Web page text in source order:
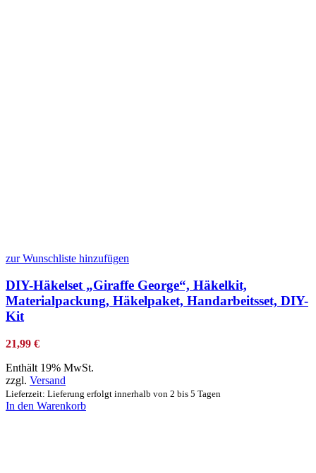
zur Wunschliste hinzufügen
DIY-Häkelset „Giraffe George“, Häkelkit,
Materialpackung, Häkelpaket, Handarbeitsset, DIY-
Kit
21,99 €
Enthält 19% MwSt.
zzgl. Versand
Lieferzeit: Lieferung erfolgt innerhalb von 2 bis 5 Tagen
In den Warenkorb